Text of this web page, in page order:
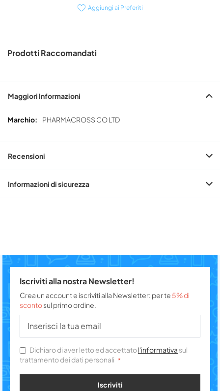
Aggiungi ai Preferiti
Prodotti Raccomandati
Maggiori Informazioni
Maggiori
PHARMACROSS CO LTD
Recensioni
Informazioni di sicurezza
Iscriviti alla nostra Newsletter!
Crea un account e iscriviti alla Newsletter: per te 5% di
scontosul primo ordine.
Dichiaro di aver letto ed accettatol'informativa sul
trattamento dei dati personali
Iscriviti